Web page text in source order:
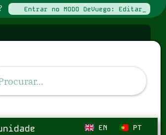
Entrar no MODO DeVuego: Editar_
PT
EN